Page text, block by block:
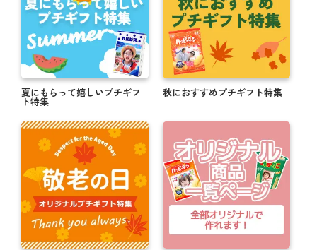
夏にもらって嬉しいプチギフ
ト特集
秋におすすめプチギフト特集